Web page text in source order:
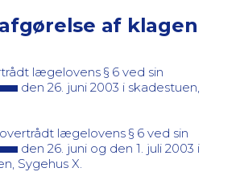
af klagen
lægelovens § 6 ved sin
den 26. juni 2003 i skadestuen,
lægelovens § 6 ved sin
den 26. juni og den 1. juli 2003 i
Sygehus X.